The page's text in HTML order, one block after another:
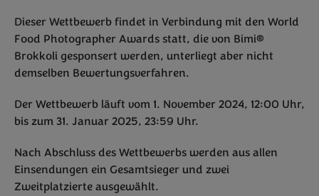
Dieser Wettbewerb findet in Verbindung mit den World
Food Photographer Awards statt, die von Bimi®
Brokkoli gesponsert werden, unterliegt aber nicht
demselben Bewertungsverfahren.
Der Wettbewerb läuft vom 1. November 2024, 12:00 Uhr,
bis zum 31. Januar 2025, 23:59 Uhr.
Nach Abschluss des Wettbewerbs werden aus allen
Einsendungen ein Gesamtsieger und zwei
Zweitplatzierte ausgewählt.